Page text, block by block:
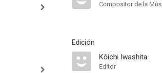
Compositor de la
Edición
Kôichi Iwashita
Editor